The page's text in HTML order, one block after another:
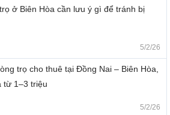
ở Biên Hòa cần lưu ý gì để tránh bị
5/2/26
trọ cho thuê tại Đồng Nai – Biên Hòa,
từ 1–3 triệu
5/2/26